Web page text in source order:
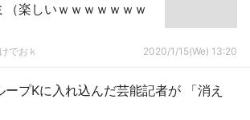
（楽しいｗｗｗｗｗｗｗ
でおｋ 2020/1/15(We) 13:20
ープKに入れ込んだ芸能記者が 「消え